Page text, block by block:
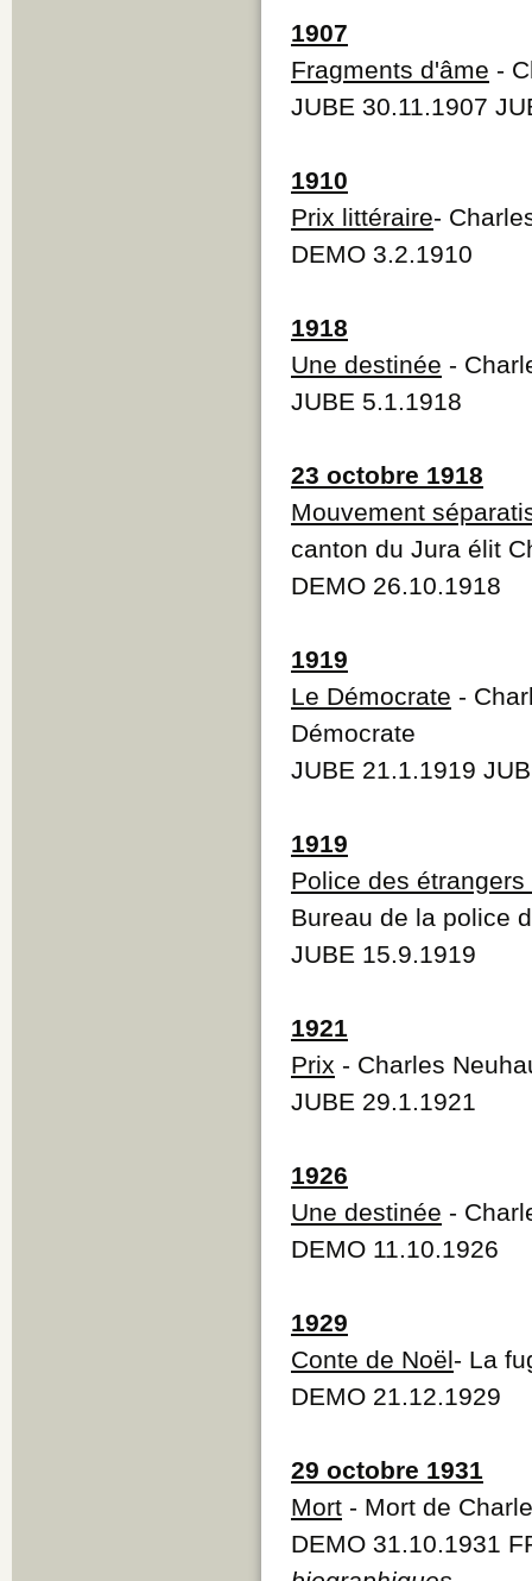
1907
Fragments d'âme -
JUBE 30.11.1907
1910
Prix littéraire-
DEMO 3.2.1910
1918
Une destinée -
JUBE 5.1.1918
23 octobre 1918
Mouvement
canton du Jura élit
DEMO 26.10.1918
1919
Le Démocrate -
Démocrate
JUBE 21.1.1919
1919
Police des étrangers
Bureau de la police
JUBE 15.9.1919
1921
Prix - Charles
JUBE 29.1.1921
1926
Une destinée -
DEMO 11.10.1926
1929
Conte de Noël- La
DEMO 21.12.1929
29 octobre 1931
Mort - Mort de
DEMO 31.10.1931